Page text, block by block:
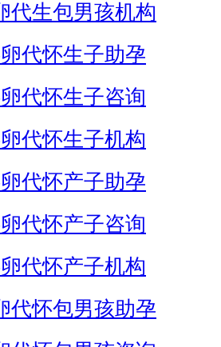
代生包男孩机构
代怀生子助孕
代怀生子咨询
代怀生子机构
代怀产子助孕
代怀产子咨询
代怀产子机构
代怀包男孩助孕